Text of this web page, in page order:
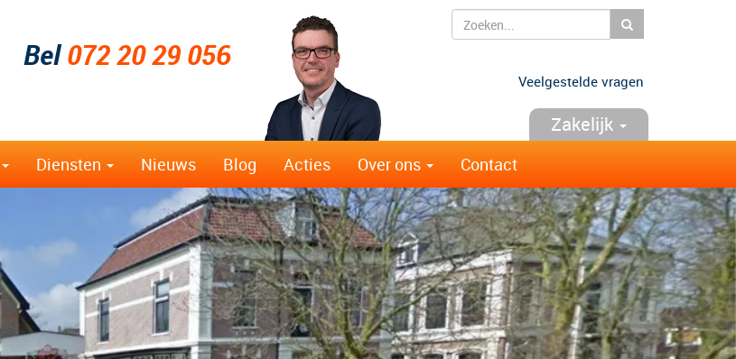
Bel072 20 29 056
Veelgestelde vragen
Zakelijk
Diensten Nieuws Blog Acties Over ons Contact